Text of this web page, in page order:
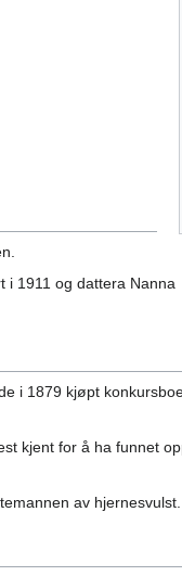
i 1911 og dattera Nanna
i 1879 kjøpt
kjent for å ha funnet
av hjernesvulst.